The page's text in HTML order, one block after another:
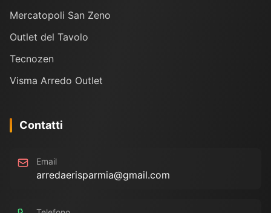
Mercatopoli San Zeno
Outlet del Tavolo
Tecnozen
Visma Arredo Outlet
Contatti
Email
arredaerisparmia@gmail.com